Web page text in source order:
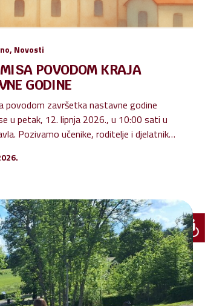
Novosti
POVODOM KRAJA
GODINE
povodom završetka nastavne godine
u petak, 12. lipnja 2026., u 10:00 sati u
Pozivamo učenike, roditelje i djelatnike
molitvom zahvalimo Bogu za
uspjehe i zajedništvo tijekom protekle